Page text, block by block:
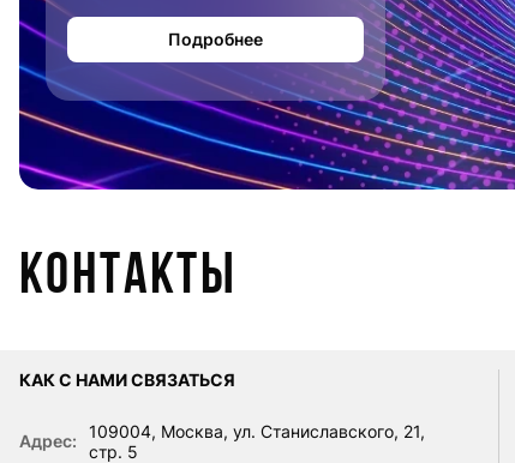
Подробнее
Контакты
КАК С НАМИ СВЯЗАТЬСЯ
Адрес:
109004, Москва, ул. Станиславского, 21,
стр. 5